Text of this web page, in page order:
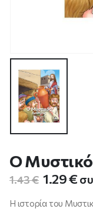
Ο
1.43€ Original
was:
1.29€Η
Η ιστορία του